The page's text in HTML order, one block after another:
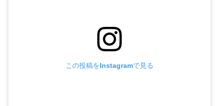
この投稿をInstagramで見る